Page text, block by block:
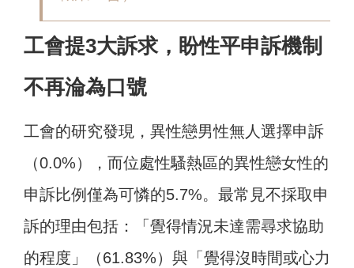
工會提3大訴求，盼性平申訴機制
不再淪為口號
工會的研究發現，異性戀男性無人選擇申訴
（0.0%），而位處性騷熱區的異性戀女性的
申訴比例僅為可憐的5.7%。最常見不採取申
訴的理由包括：「覺得情況未達需尋求協助
的程度」（61.83%）與「覺得沒時間或心力